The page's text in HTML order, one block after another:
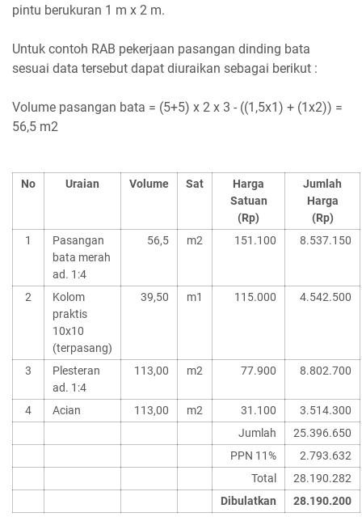
pintu berukuran 1 m x 2 m.
Untuk contoh RAB pekerjaan pasangan dinding bata
sesuai data tersebut dapat diuraikan sebagai berikut :
Volume pasangan bata = (5+5) x 2 x 3 - ((1,5x1) + (1x2)) =
56,5 m2
No Uraian Volume Sat
Harga
Satuan
(Rp)
Jumlah
Harga
(Rp)
1
Pasangan
bata merah
ad. 1:4
56,5 m2 151.100 8.537.150
2
Kolom
praktis
10x10
(terpasang)
39,50 m1 115.000 4.542.500
3
Plesteran
ad. 1:4
113,00 m2 77.900 8.802.700
4 Acian 113,00 m2 31.100
3.514.300
Jumlah
25.396.650
PPN 11%
2.793.632
Total
28.190.282
Dibulatkan
28.190.200